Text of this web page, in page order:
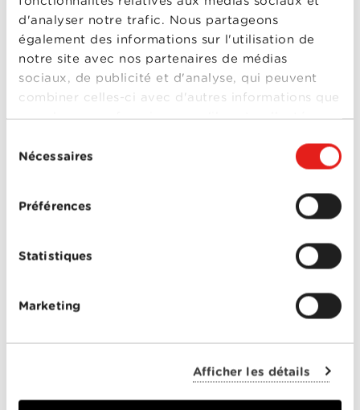
d'analyser notre trafic. Nous partageons
également des informations sur l'utilisation de
notre site avec nos partenaires de médias
sociaux, de publicité et d'analyse, qui peuvent
combiner celles-ci avec d'autres informations que
vous leur avez fournies ou qu'ils ont collectées
duNécessaires
Préférences
Statistiques
Marketing
Afficher les détails
figurant(e)?Participez à notre concoursjusqu'au
mardi 17 octobre à midi!
Mobile
Offres combinées